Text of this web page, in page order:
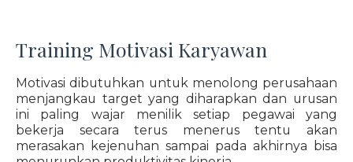
Training Motivasi Karyawan
Motivasi dibutuhkan untuk menolong perusahaan
menjangkau target yang diharapkan dan urusan
ini paling wajar menilik setiap pegawai yang
bekerja secara terus menerus tentu akan
merasakan kejenuhan sampai pada akhirnya bisa